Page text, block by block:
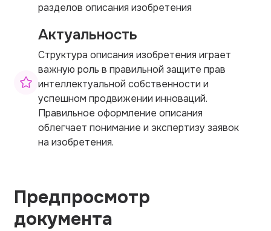
разделов описания изобретения
Актуальность
Структура описания изобретения играет
важную роль в правильной защите прав
интеллектуальной собственности и
успешном продвижении инноваций.
Правильное оформление описания
облегчает понимание и экспертизу заявок
на изобретения.
Предпросмотр
документа